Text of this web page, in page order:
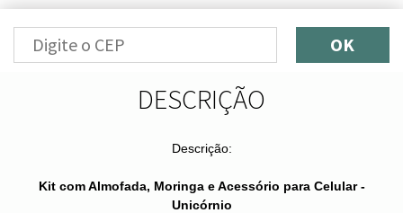
OK
DESCRIÇÃO
Descrição:
Kit com Almofada, Moringa e Acessório para Celular -
Unicórnio